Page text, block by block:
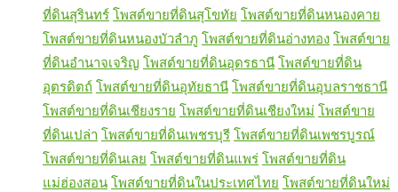
ที่ดินสุรินทร์ โพสต์ขายที่ดินสุโขทัย โพสต์ขายที่ดินหนองคาย
โพสต์ขายที่ดินหนองบัวลำภู โพสต์ขายที่ดินอ่างทอง โพสต์ขาย
ที่ดินอำนาจเจริญ โพสต์ขายที่ดินอุดรธานี โพสต์ขายที่ดิน
อุตรดิตถ์ โพสต์ขายที่ดินอุทัยธานี โพสต์ขายที่ดินอุบลราชธานี
โพสต์ขายที่ดินเชียงราย โพสต์ขายที่ดินเชียงใหม่ โพสต์ขาย
ที่ดินเปล่า โพสต์ขายที่ดินเพชรบุรี โพสต์ขายที่ดินเพชรบูรณ์
โพสต์ขายที่ดินเลย โพสต์ขายที่ดินแพร่ โพสต์ขายที่ดิน
แม่ฮ่องสอน โพสต์ขายที่ดินในประเทศไทย โพสต์ขายที่ดินใหม่